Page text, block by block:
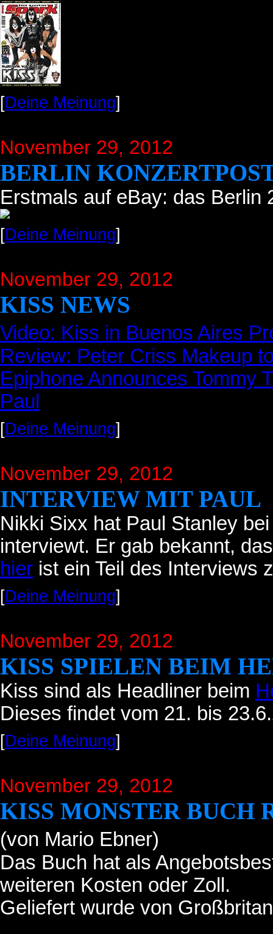
[Deine Meinung]
November 29, 2012
BERLIN
Erstmals auf eBay: das Berlin
[Deine Meinung]
November 29, 2012
KISS NEWS
Video: Kiss in Buenos Aires
Review: Peter Criss Makeup
Epiphone Announces Tommy
Paul
[Deine Meinung]
November 29, 2012
INTERVIEW MIT PAUL
Nikki Sixx hat Paul Stanley
interviewt. Er gab bekannt,
hier ist ein Teil des Interviews
[Deine Meinung]
November 29, 2012
KISS SPIELEN BEIM
Kiss sind als Headliner beim
Dieses findet vom 21. bis
[Deine Meinung]
November 29, 2012
KISS MONSTER BUCH
(von Mario Ebner)
Das Buch hat als
weiteren Kosten oder Zoll.
Geliefert wurde von